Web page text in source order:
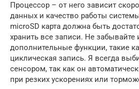
Процессор – от него зависит
данных и качество работы
microSD карта должна быть
хранить все записи. Не забывайте
дополнительные функции, такие
циклическая запись. Я всегда
сенсором, так как он
при резких ускорениях или